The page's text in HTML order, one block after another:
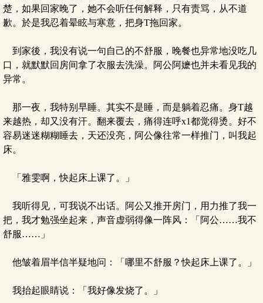
楚，如果回家晚了，她不会听任何解释，只有责骂，从不道
歉。於是我忍着晕眩与寒意，把身T拖回家。
到家後，我没有说一句自己的不舒服，晚餐也异常地没吃几
口，就默默回房间拿了衣服去洗澡。阿公阿嬷也并未看见我的
异常。
那一夜，我特别早睡。其实不是睡，而是躺着忍痛。身T越
来越热，却又没有汗。翻来覆去，痛得连呼x1都觉得烫。好不
容易迷迷糊糊睡去，天还没亮，阿公像往常一样推门，叫我起
床。
「雅雯啊，快起床上课了。」
我听得见，可我说不出话。阿公又推开房门，用力推了我一
把，我才勉强坐起来，声音虚弱得像一阵风：「阿公……我不
舒服……」
他皱着眉半信半疑地问：「哪里不舒服？快起床上课了。」
我抬起眼睛说：「我好像发烧了。」